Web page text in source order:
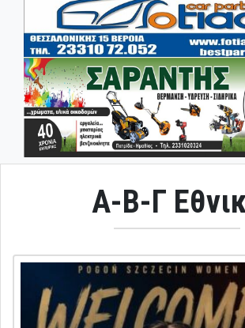
Α-Β-Γ